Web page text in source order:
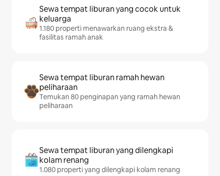
Sewa tempat liburan yang cocok untuk
keluarga
1.180 properti menawarkan ruang ekstra &
fasilitas ramah anak
Sewa tempat liburan ramah hewan
peliharaan
Temukan 80 penginapan yang ramah hewan
peliharaan
Sewa tempat liburan yang dilengkapi
kolam renang
1.080 properti yang dilengkapi kolam renang